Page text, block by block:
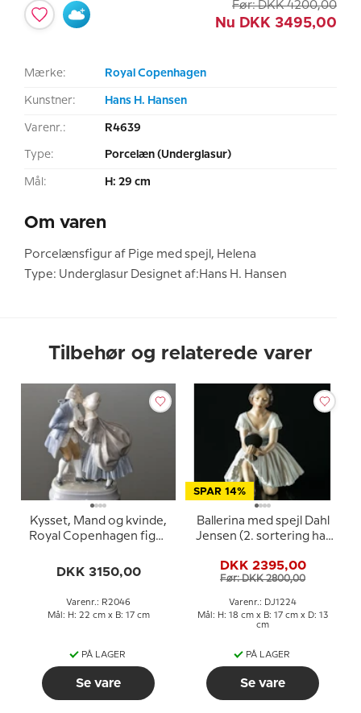
Før: DKK 4200,00
Nu DKK 3495,00
Mærke: Royal Copenhagen
Kunstner: Hans H. Hansen
Varenr.: R4639
Type: Porcelæn (Underglasur)
Mål: H: 29 cm
Om varen
Porcelænsfigur af Pige med spejl, Helena
Type: Underglasur Designet af:Hans H. Hansen
Tilbehør og relaterede varer
Kysset, Mand og kvinde,
Royal Copenhagen figur
DKK 3150,00
Varenr.: R2046
Mål: H: 22 cm x B: 17 cm
PÅ LAGER
Se vare
SPAR 14%
Ballerina med spejl Dahl
Jensen (2. sortering har
DKK 2395,00
Før: DKK 2800,00
Varenr.: DJ1224
Mål: H: 18 cm x B: 17 cm x D: 13
cm
PÅ LAGER
Se vare